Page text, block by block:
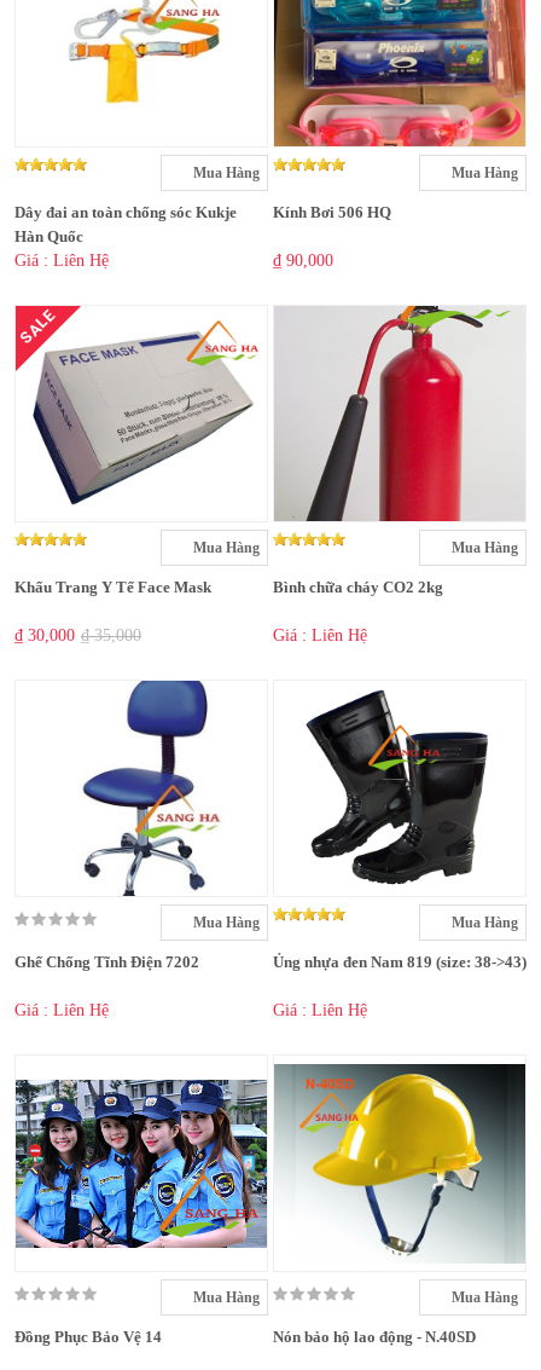
Mua Hàng
Dây đai an toàn chống sóc Kukje
Hàn Quốc
Giá : Liên Hệ
Mua Hàng
Kính Bơi 506 HQ
₫ 90,000
SALE
Mua Hàng
Khẩu Trang Y Tế Face Mask
₫ 30,000 ₫ 35,000
Mua Hàng
Bình chữa cháy CO2 2kg
Giá : Liên Hệ
Mua Hàng
Ghế Chống Tĩnh Điện 7202
Giá : Liên Hệ
Mua Hàng
Ủng nhựa đen Nam 819 (size: 38->43)
Giá : Liên Hệ
Mua Hàng
Đồng Phục Bảo Vệ 14
Mua Hàng
Nón bảo hộ lao động - N.40SD